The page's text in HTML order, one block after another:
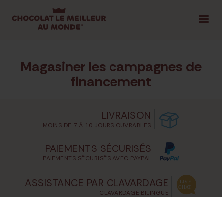
SÉLECTIONNEZ VOTRE PROVINCE
COMMENCER ICI
CONSEILS ET OUTILS MAGASINER LES CAMPAGNES
Magasiner les campagnes de
financement
LIVRAISON
MOINS DE 7 À 10 JOURS OUVRABLES
PAIEMENTS SÉCURISÉS
PAIEMENTS SÉCURISÉS AVEC PAYPAL
ASSISTANCE PAR CLAVARDAGE
CLAVARDAGE BILINGUE